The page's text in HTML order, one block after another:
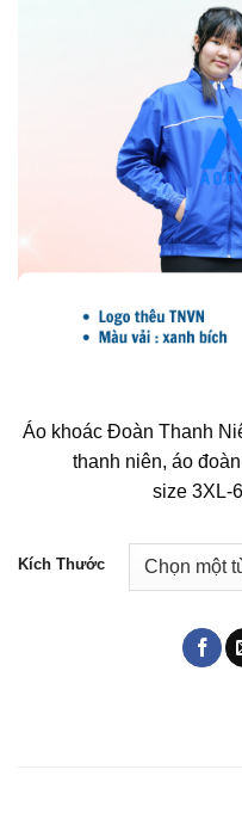
Áo khoác Đoàn Thanh
thanh niên, áo
size 3XL-
Kích Thước